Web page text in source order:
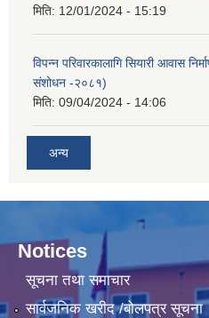
मिति: 12/01/2024 - 15:19
विपन्न परिवारकालागि सियारी आवास
संशोधन -२०८१)
मिति: 09/04/2024 - 14:06
अन्य
Notices
सूचना तथा समाचार
सार्वजनिक खरीद /बोलपत्र सूचना